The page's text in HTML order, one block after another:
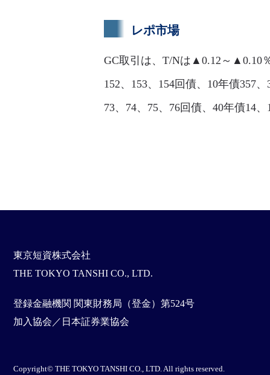
レポ市場
GC取引は、T/Nは▲0.12～▲0.10％
152、153、154回債、10年債357
73、74、75、76回債、40年債14
東京短資株式会社
THE TOKYO TANSHI CO., LTD.
登録金融機関 関東財務局（登金）第524号
加入協会／日本証券業協会
Copyright© THE TOKYO TANSHI CO., LTD. All rights reserved.